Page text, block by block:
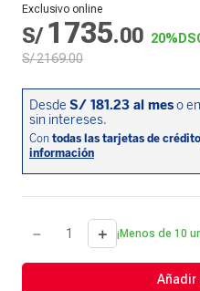
Exclusivo online
S/ 1735.00 20%
S/2169.00
＋
－ ¡Menos de 10
Añadir